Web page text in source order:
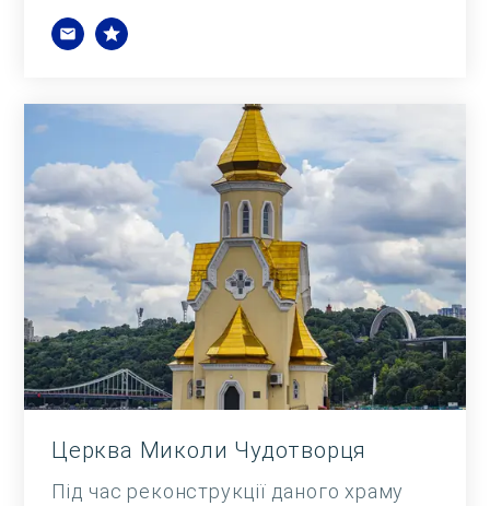
Церква Миколи Чудотворця
Під час реконструкції даного храму